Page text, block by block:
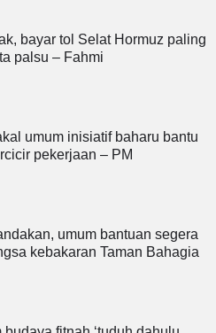
bayar tol Selat Hormuz paling
palsu – Fahmi
umum inisiatif baharu bantu
pekerjaan – PM
umum bantuan segera
kebakaran Taman Bahagia